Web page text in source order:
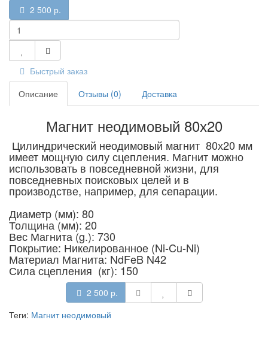
2 500 р.
Быстрый заказ
Описание
Отзывы (0) Доставка
Магнит неодимовый 80х20
Цилиндрический неодимовый магнит 80х20 мм
имеет мощную силу сцепления. Магнит можно
использовать в повседневной жизни, для
повседневных поисковых целей и в
производстве, например, для сепарации.
Диаметр (мм): 80
Толщина (мм): 20
Вес Магнита (g.): 730
Покрытие: Никелированное (Ni-Cu-Ni)
Материал Магнита: NdFeB N42
Сила сцепления (кг): 150
2 500 р.
Теги: Магнит неодимовый